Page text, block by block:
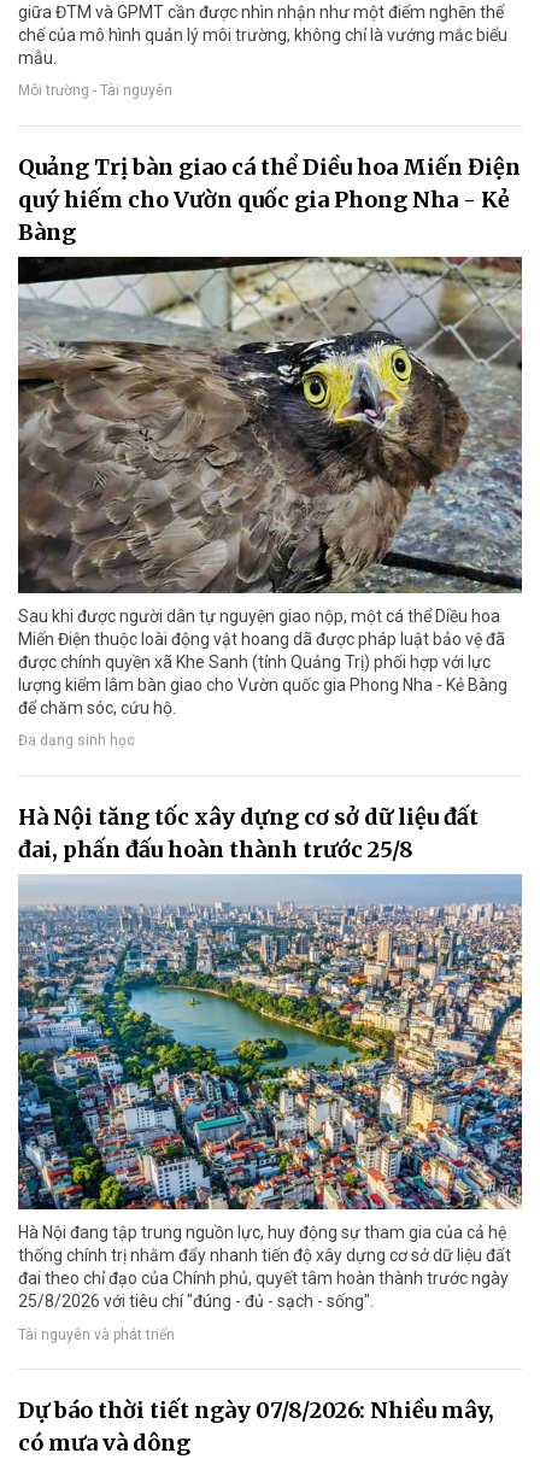
giữa ĐTM và GPMT cần được nhìn nhận như một điểm nghẽn thể
chế của mô hình quản lý môi trường, không chỉ là vướng mắc biểu
mẫu.
Môi trường - Tài nguyên
Quảng Trị bàn giao cá thể Diều hoa Miến Điện
quý hiếm cho Vườn quốc gia Phong Nha - Kẻ
Bàng
Sau khi được người dân tự nguyện giao nộp, một cá thể Diều hoa
Miến Điện thuộc loài động vật hoang dã được pháp luật bảo vệ đã
được chính quyền xã Khe Sanh (tỉnh Quảng Trị) phối hợp với lực
lượng kiểm lâm bàn giao cho Vườn quốc gia Phong Nha - Kẻ Bàng
để chăm sóc, cứu hộ.
Đa dạng sinh học
Hà Nội tăng tốc xây dựng cơ sở dữ liệu đất
đai, phấn đấu hoàn thành trước 25/8
Hà Nội đang tập trung nguồn lực, huy động sự tham gia của cả hệ
thống chính trị nhằm đẩy nhanh tiến độ xây dựng cơ sở dữ liệu đất
đai theo chỉ đạo của Chính phủ, quyết tâm hoàn thành trước ngày
25/8/2026 với tiêu chí "đúng - đủ - sạch - sống".
Tài nguyên và phát triển
Dự báo thời tiết ngày 07/8/2026: Nhiều mây,
có mưa và dông